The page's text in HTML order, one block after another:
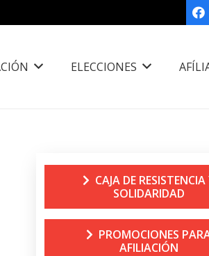
ELECCIONES
CAJA DE RESISTENCIA
SOLIDARIDAD
PROMOCIONES
AFILIACIÓN